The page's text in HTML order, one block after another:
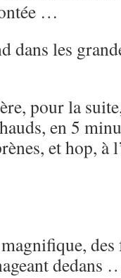
…
dans les
pour la
en 5
et hop, à
dedans